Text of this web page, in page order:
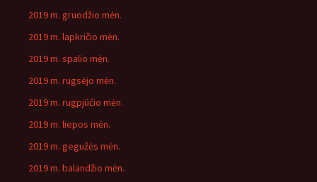
2019 m. gruodžio mėn.
2019 m. lapkričio mėn.
2019 m. spalio mėn.
2019 m. rugsėjo mėn.
2019 m. rugpjūčio mėn.
2019 m. liepos mėn.
2019 m. gegužės mėn.
2019 m. balandžio mėn.